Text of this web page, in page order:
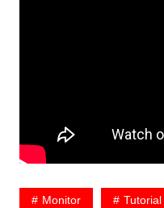
Monitor Tutorial